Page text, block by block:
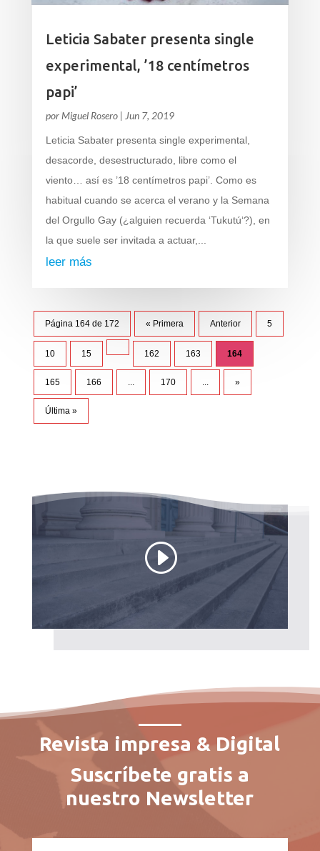
Leticia Sabater presenta single
experimental, ’18 centímetros
papi’
por Miguel Rosero| Jun 7, 2019
Leticia Sabater presenta single experimental,
desacorde, desestructurado, libre como el
viento… así es ’18 centímetros papi’. Como es
habitual cuando se acerca el verano y la Semana
del Orgullo Gay (¿alguien recuerda ‘Tukutú‘?), en
la que suele ser invitada a actuar,...
leer más
Página 164 de 172 « Primera Anterior 5
10 15 162 163 164
165 166 ... 170 ... »
Última »
Revista impresa & Digital
Suscríbete gratis a
nuestro Newsletter